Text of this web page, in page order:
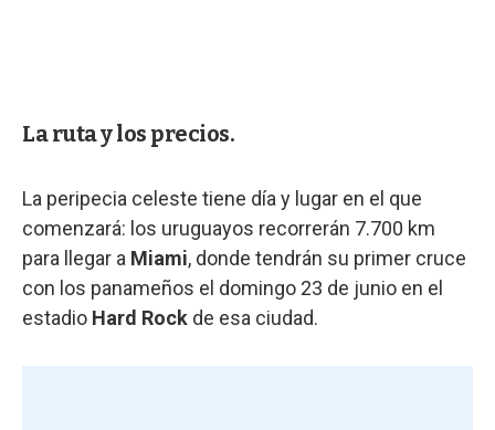
La ruta y los precios.
La peripecia celeste tiene día y lugar en el que
comenzará: los uruguayos recorrerán 7.700 km
para llegar a Miami, donde tendrán su primer cruce
con los panameños el domingo 23 de junio en el
estadio Hard Rock de esa ciudad.